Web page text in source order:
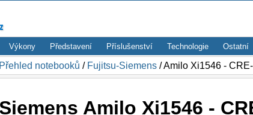
Výkony Představení Příslušenství Technologie Ostatní
Přehled notebooků / Fujitsu-Siemens / Amilo Xi1546 -
Amilo Xi1546 -